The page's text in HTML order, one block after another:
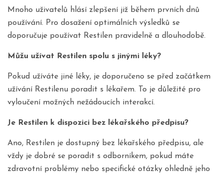
Mnoho uživatelů hlásí zlepšení již během prvních dnů
používání. Pro dosažení optimálních výsledků se
doporučuje používat Restilen pravidelně a dlouhodobě.
Můžu užívat Restilen spolu s jinými léky?
Pokud užíváte jiné léky, je doporučeno se před začátkem
užívání Restilenu poradit s lékařem. To je důležité pro
vyloučení možných nežádoucích interakcí.
Je Restilen k dispozici bez lékařského předpisu?
Ano, Restilen je dostupný bez lékařského předpisu, ale
vždy je dobré se poradit s odborníkem, pokud máte
zdravotní problémy nebo specifické otázky ohledně jeho